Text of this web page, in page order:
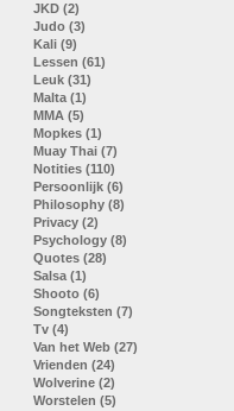
JKD (2)
Judo (3)
Kali (9)
Lessen (61)
Leuk (31)
Malta (1)
MMA (5)
Mopkes (1)
Muay Thai (7)
Notities (110)
Persoonlijk (6)
Philosophy (8)
Privacy (2)
Psychology (8)
Quotes (28)
Salsa (1)
Shooto (6)
Songteksten (7)
Tv (4)
Van het Web (27)
Vrienden (24)
Wolverine (2)
Worstelen (5)